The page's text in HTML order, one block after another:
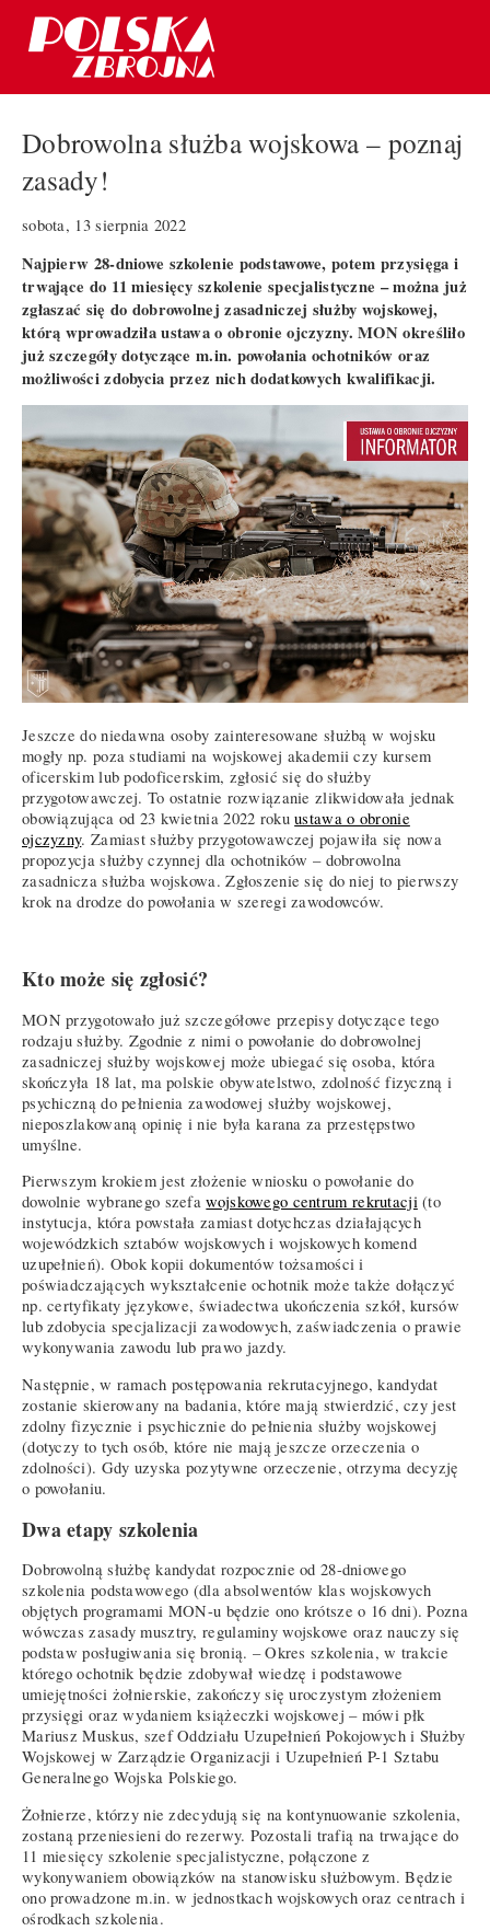
Dobrowolna służba wojskowa – poznaj
zasady!
sobota, 13 sierpnia 2022
Najpierw 28-dniowe szkolenie podstawowe, potem przysięga i
trwające do 11 miesięcy szkolenie specjalistyczne – można już
zgłaszać się do dobrowolnej zasadniczej służby wojskowej,
którą wprowadziła ustawa o obronie ojczyzny. MON określiło
już szczegóły dotyczące m.in. powołania ochotników oraz
możliwości zdobycia przez nich dodatkowych kwalifikacji.
Jeszcze do niedawna osoby zainteresowane służbą w wojsku
mogły np. poza studiami na wojskowej akademii czy kursem
oficerskim lub podoficerskim, zgłosić się do służby
przygotowawczej. To ostatnie rozwiązanie zlikwidowała jednak
obowiązująca od 23 kwietnia 2022 rokuustawa o obronie
ojczyzny. Zamiast służby przygotowawczej pojawiła się nowa
propozycja służby czynnej dla ochotników – dobrowolna
zasadnicza służba wojskowa. Zgłoszenie się do niej to pierwszy
krok na drodze do powołania w szeregi zawodowców.
Kto może się zgłosić?
MON przygotowało już szczegółowe przepisy dotyczące tego
rodzaju służby. Zgodnie z nimi o powołanie do dobrowolnej
zasadniczej służby wojskowej może ubiegać się osoba, która
skończyła 18 lat, ma polskie obywatelstwo, zdolność fizyczną i
psychiczną do pełnienia zawodowej służby wojskowej,
nieposzlakowaną opinię i nie była karana za przestępstwo
umyślne.
Pierwszym krokiem jest złożenie wniosku o powołanie do
dowolnie wybranego szefawojskowego centrum rekrutacji(to
instytucja, która powstała zamiast dotychczas działających
wojewódzkich sztabów wojskowych i wojskowych komend
uzupełnień). Obok kopii dokumentów tożsamości i
poświadczających wykształcenie ochotnik może także dołączyć
np. certyfikaty językowe, świadectwa ukończenia szkół, kursów
lub zdobycia specjalizacji zawodowych, zaświadczenia o prawie
wykonywania zawodu lub prawo jazdy.
Następnie, w ramach postępowania rekrutacyjnego, kandydat
zostanie skierowany na badania, które mają stwierdzić, czy jest
zdolny fizycznie i psychicznie do pełnienia służby wojskowej
(dotyczy to tych osób, które nie mają jeszcze orzeczenia o
zdolności). Gdy uzyska pozytywne orzeczenie, otrzyma decyzję
o powołaniu.
Dwa etapy szkolenia
Dobrowolną służbę kandydat rozpocznie od 28-dniowego
szkolenia podstawowego (dla absolwentów klas wojskowych
objętych programami MON-u będzie ono krótsze o 16 dni). Pozna
wówczas zasady musztry, regulaminy wojskowe oraz nauczy się
podstaw posługiwania się bronią. – Okres szkolenia, w trakcie
którego ochotnik będzie zdobywał wiedzę i podstawowe
umiejętności żołnierskie, zakończy się uroczystym złożeniem
przysięgi oraz wydaniem książeczki wojskowej – mówi płk
Mariusz Muskus, szef Oddziału Uzupełnień Pokojowych i Służby
Wojskowej w Zarządzie Organizacji i Uzupełnień P-1 Sztabu
Generalnego Wojska Polskiego.
Żołnierze, którzy nie zdecydują się na kontynuowanie szkolenia,
zostaną przeniesieni do rezerwy. Pozostali trafią na trwające do
11 miesięcy szkolenie specjalistyczne, połączone z
wykonywaniem obowiązków na stanowisku służbowym. Będzie
ono prowadzone m.in. w jednostkach wojskowych oraz centrach i
ośrodkach szkolenia.